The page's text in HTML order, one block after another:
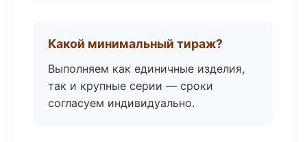
Какой минимальный тираж?
Выполняем как единичные изделия,
так и крупные серии — сроки
согласуем индивидуально.